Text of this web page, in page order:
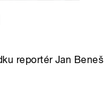
reportér Jan Beneš